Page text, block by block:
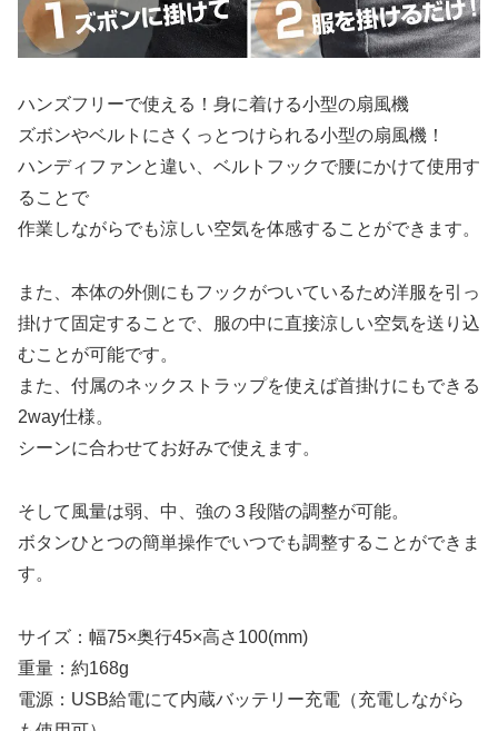
ハンズフリーで使える！身に着ける小型の扇風機
ズボンやベルトにさくっとつけられる小型の扇風機！
ハンディファンと違い、ベルトフックで腰にかけて使用す
ることで
作業しながらでも涼しい空気を体感することができます。
また、本体の外側にもフックがついているため洋服を引っ
掛けて固定することで、服の中に直接涼しい空気を送り込
むことが可能です。
また、付属のネックストラップを使えば首掛けにもできる
2way仕様。
シーンに合わせてお好みで使えます。
そして風量は弱、中、強の３段階の調整が可能。
ボタンひとつの簡単操作でいつでも調整することができま
す。
サイズ：幅75×奥行45×高さ100(mm)
重量：約168g
電源：USB給電にて内蔵バッテリー充電（充電しながら